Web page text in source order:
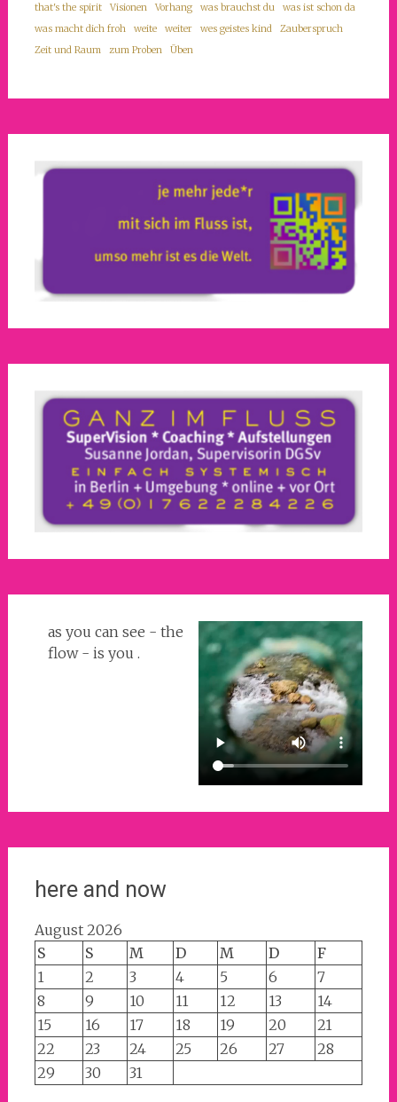
that's the spirit
Visionen Vorhang was brauchst du
was ist schon da
was macht dich froh
weite weiter wes geistes kind
Zauberspruch
Zeit und Raum
zum Proben Üben
as you can see - the
flow - is you .
here and now
August 2026
S
S M D M D
F
1
2 3 4 5 6
7
8
9 10 11 12 13
14
15
16 17 18 19 20
21
22
23 24 25 26 27
28
29
30 31